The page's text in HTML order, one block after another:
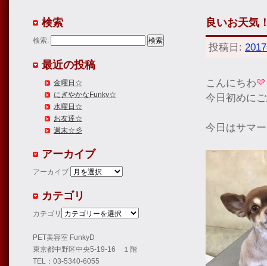
良いお天気
投稿日:
こんにちわ
今日初めに
今日はサマ
検索
検索:
最近の投稿
金曜日☆
にぎやかなFunky☆
水曜日☆
お友達☆
週末☆彡
アーカイブ
アーカイブ
カテゴリ
カテゴリ
PET美容室 FunkyD
東京都中野区中央5-19-16 １階
TEL：03-5340-6055